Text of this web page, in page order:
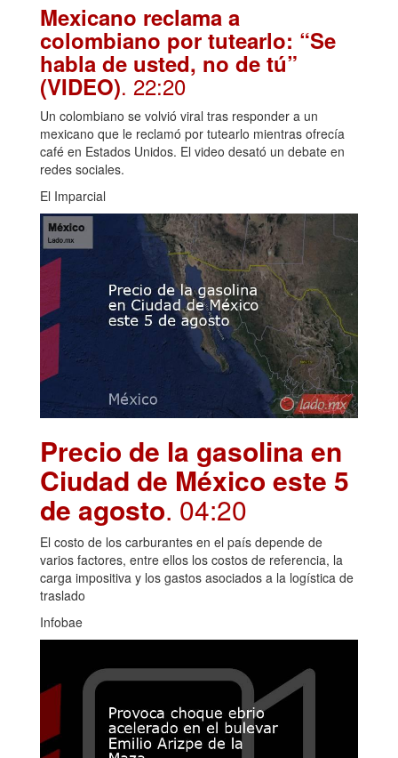
Mexicano reclama a
colombiano por tutearlo: “Se
habla de usted, no de tú”
(VIDEO). 22:20
Un colombiano se volvió viral tras responder a un
mexicano que le reclamó por tutearlo mientras ofrecía
café en Estados Unidos. El video desató un debate en
redes sociales.
El Imparcial
Precio de la gasolina en
Ciudad de México este 5
de agosto. 04:20
El costo de los carburantes en el país depende de
varios factores, entre ellos los costos de referencia, la
carga impositiva y los gastos asociados a la logística de
traslado
Infobae